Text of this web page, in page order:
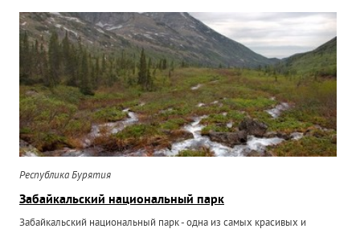
Республика Бурятия
Забайкальский национальный парк
Забайкальский национальный парк - одна из самых красивых и